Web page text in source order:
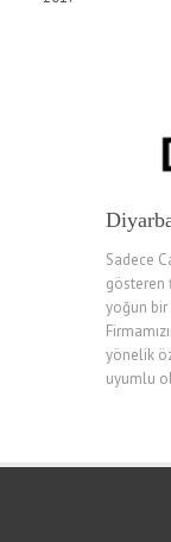
Sadece
gösteren
yoğun bir
yönelik
uyumlu